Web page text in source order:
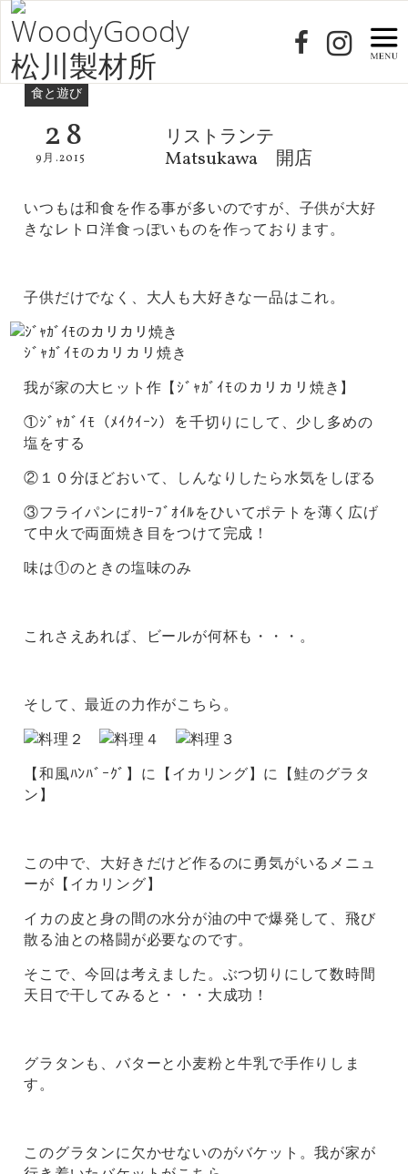
食と遊び
28
9月.2015
リストランテ
Matsukawa 開店
いつもは和食を作る事が多いのですが、子供が大好
きなレトロ洋食っぽいものを作っております。
子供だけでなく、大人も大好きな一品はこれ。
ｼﾞｬｶﾞｲﾓのカリカリ焼き
我が家の大ヒット作【ｼﾞｬｶﾞｲﾓのカリカリ焼き】
①ｼﾞｬｶﾞｲﾓ（ﾒｲｸｲｰﾝ）を千切りにして、少し多めの
塩をする
②１０分ほどおいて、しんなりしたら水気をしぼる
③フライパンにｵﾘｰﾌﾞｵｲﾙをひいてポテトを薄く広げ
て中火で両面焼き目をつけて完成！
味は①のときの塩味のみ
これさえあれば、ビールが何杯も・・・。
そして、最近の力作がこちら。
【和風ﾊﾝﾊﾞｰｸﾞ】に【イカリング】に【鮭のグラタ
ン】
この中で、大好きだけど作るのに勇気がいるメニュ
ーが【イカリング】
イカの皮と身の間の水分が油の中で爆発して、飛び
散る油との格闘が必要なのです。
そこで、今回は考えました。ぶつ切りにして数時間
天日で干してみると・・・大成功！
グラタンも、バターと小麦粉と牛乳で手作りしま
す。
このグラタンに欠かせないのがバケット。我が家が